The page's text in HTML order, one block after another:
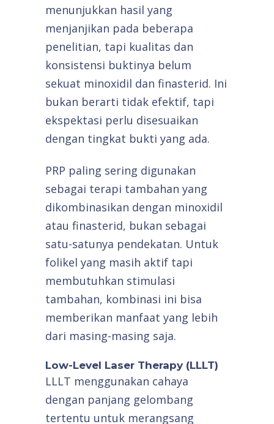
menunjukkan hasil yang
menjanjikan pada beberapa
penelitian, tapi kualitas dan
konsistensi buktinya belum
sekuat minoxidil dan finasterid. Ini
bukan berarti tidak efektif, tapi
ekspektasi perlu disesuaikan
dengan tingkat bukti yang ada.
PRP paling sering digunakan
sebagai terapi tambahan yang
dikombinasikan dengan minoxidil
atau finasterid, bukan sebagai
satu-satunya pendekatan. Untuk
folikel yang masih aktif tapi
membutuhkan stimulasi
tambahan, kombinasi ini bisa
memberikan manfaat yang lebih
dari masing-masing saja.
Low-Level Laser Therapy (LLLT)
LLLT menggunakan cahaya
dengan panjang gelombang
tertentu untuk merangsang